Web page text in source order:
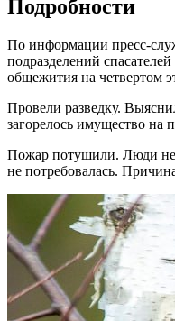
Подробности
По информации пресс-
подразделений спасателей
общежития на четвертом
Провели разведку.
загорелось имущество на
Пожар потушили. Люди не
не потребовалась.